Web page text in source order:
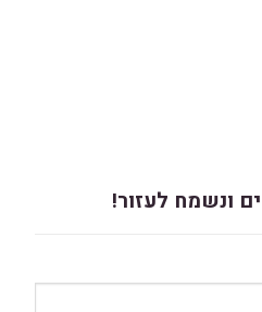
ונשמח לעזור!